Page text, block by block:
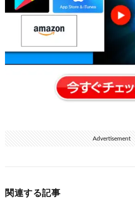
Advertisement
関連する記事